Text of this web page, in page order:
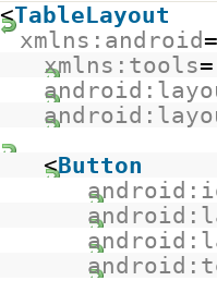
<TableLayout
xmlns:android=
xmlns:tools=
<Button